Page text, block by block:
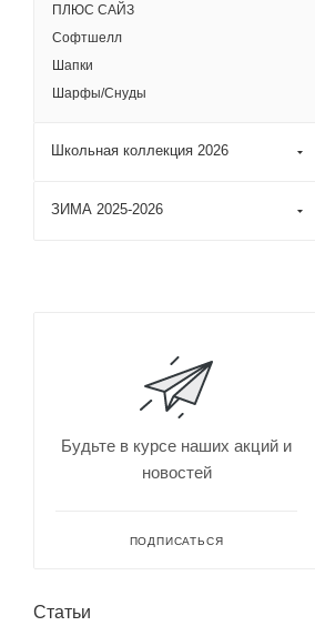
ПЛЮС САЙЗ
Софтшелл
Шапки
Шарфы/Снуды
Школьная коллекция 2026
ЗИМА 2025-2026
Будьте в курсе наших акций и
новостей
ПОДПИСАТЬСЯ
Статьи